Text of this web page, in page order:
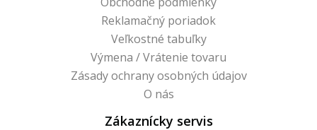
Reklamačný poriadok
Veľkostné tabuľky
Výmena / Vrátenie tovaru
Zásady ochrany osobných údajov
O nás
Zákaznícky servis